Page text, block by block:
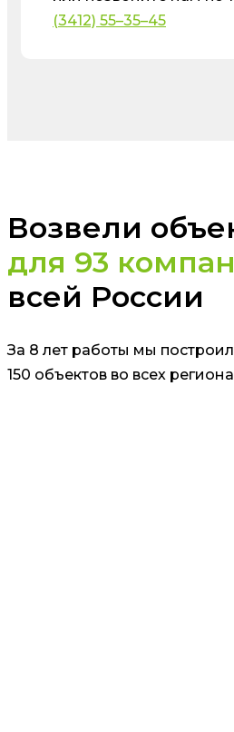
(3412) 55–35–45
Возвели
для 93
всей России
За 8 лет работы мы
150 объектов во всех